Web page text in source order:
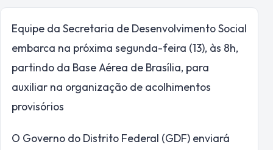
Equipe da Secretaria de Desenvolvimento Social
embarca na próxima segunda-feira (13), às 8h,
partindo da Base Aérea de Brasília, para
auxiliar na organização de acolhimentos
provisórios
O Governo do Distrito Federal (GDF) enviará